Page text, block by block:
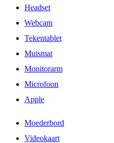
Headset
Webcam
Tekentablet
Muismat
Monitorarm
Microfoon
Apple
Moederbord
Videokaart